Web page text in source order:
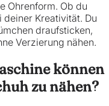
Ohrenform. Ob du
Kreativität. Du
draufsticken,
Verzierung nähen.
können
zu nähen?